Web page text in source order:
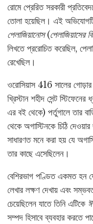
রোমে প্রেরিত সরকারী
তোলা হয়েছিল। এই
পেলাজিয়ানোস(পেলাজিয়াসের
লিখতে প্ররোচিত করেছিল,
রেখেছিল।
ওরোসিয়াস 416 সালের গোড়ার
খ্রিস্টান শহীদ সেন্ট স্টিফেনের
এর বই থেকে) পর্তুগালে তার
থেকে অগাস্টিনকে চিঠি
সাধারণত মনে করা হয় যে
তার কাছে এসেছিলেন।
বেশিরভাগ পণ্ডিত একমত হন
লেখার লক্ষণ দেখায় এবং
চেয়েছিলেন যাতে তিনি এটিকে
সম্পদ হিসাবে ব্যবহার করতে